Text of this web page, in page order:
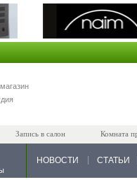
Запись в салон Комната
НОВОСТИ СТАТЬИ